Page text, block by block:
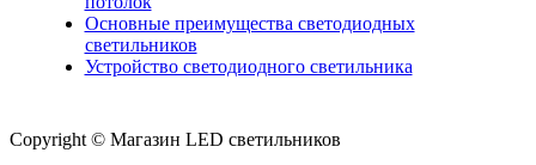
Основные преимущества светодиодных
светильников
Устройство светодиодного светильника
Copyright © Магазин LED светильников